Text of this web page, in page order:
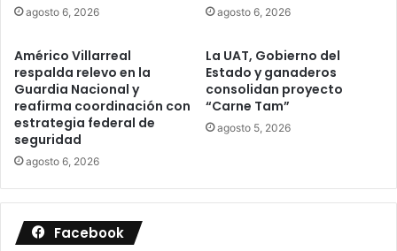
agosto 6, 2026 agosto 6, 2026
Américo Villarreal
respalda relevo en la
Guardia Nacional y
reafirma coordinación con
estrategia federal de
seguridad
agosto 6, 2026
La UAT, Gobierno del
Estado y ganaderos
consolidan proyecto
“Carne Tam”
agosto 5, 2026
Facebook